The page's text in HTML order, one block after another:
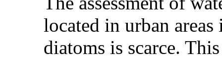
located in urban
diatoms is scarce.